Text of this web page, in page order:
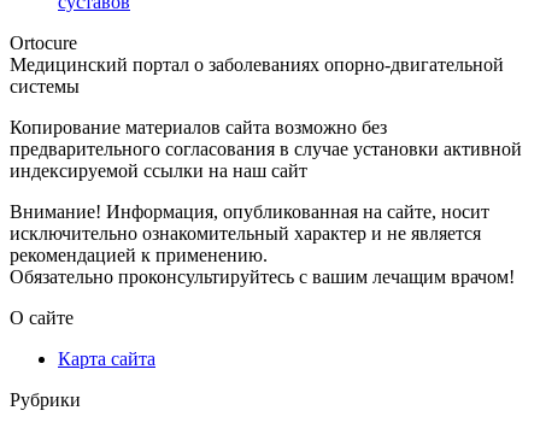
Ortocure
Медицинский портал о заболеваниях опорно-двигательной
системы
Копирование материалов сайта возможно без
предварительного согласования в случае установки активной
индексируемой ссылки на наш сайт
Внимание! Информация, опубликованная на сайте, носит
исключительно ознакомительный характер и не является
рекомендацией к применению.
Обязательно проконсультируйтесь с вашим лечащим врачом!
О сайте
Карта сайта
Рубрики